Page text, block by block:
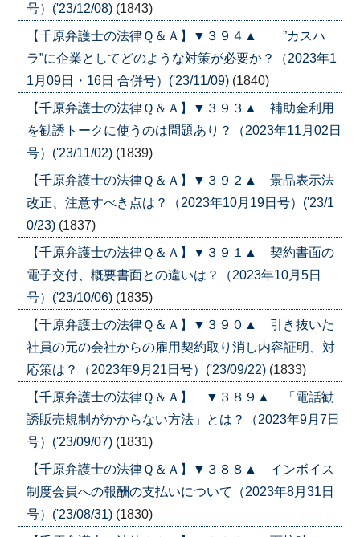
号）('23/12/08) (1843)
【千原弁護士の法律Ｑ＆Ａ】▼３９４▲ ”カスハ
ラ”に企業としてどのような対策が必要か？（2023年1
1月09日・16日 合併号）('23/11/09) (1840)
【千原弁護士の法律Ｑ＆Ａ】▼３９３▲ 補助金利用
を勧誘トークに使うのは問題あり？（2023年11月02日
号）('23/11/02) (1839)
【千原弁護士の法律Ｑ＆Ａ】▼３９２▲ 景品表示法
改正、注意すべき点は？（2023年10月19日号）('23/1
0/23) (1837)
【千原弁護士の法律Ｑ＆Ａ】▼３９１▲ 契約書面の
電子交付、概要書面との違いは？（2023年10月5日
号）('23/10/06) (1835)
【千原弁護士の法律Ｑ＆Ａ】▼３９０▲ 引き抜いた
社員の元の会社からの雇用契約取り消し内容証明、対
応策は？（2023年9月21日号）('23/09/22) (1833)
【千原弁護士の法律Ｑ＆Ａ】 ▼３８９▲ 「電話勧
誘販売規制がかからない方法」とは？（2023年9月7日
号）('23/09/07) (1831)
【千原弁護士の法律Ｑ＆Ａ】▼３８８▲ インボイス
制度会員への報酬の支払いについて（2023年8月31日
号）('23/08/31) (1830)